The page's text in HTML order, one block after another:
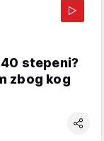
stepeni?
zbog kog